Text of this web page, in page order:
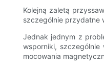
Kolejną zaletą
szczególnie przydatne
Jednak jednym z
wsporniki, szczególnie
mocowania